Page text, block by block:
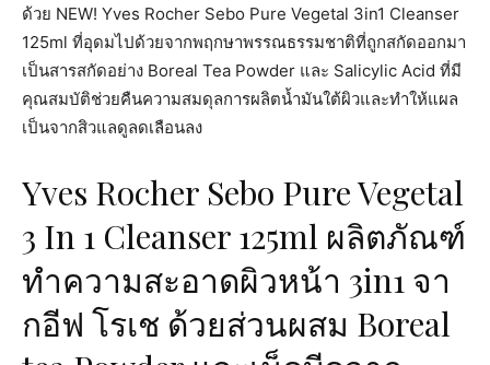
ด้วย NEW! Yves Rocher Sebo Pure Vegetal 3in1 Cleanser
125ml ที่อุดมไปด้วยจากพฤกษาพรรณธรรมชาติที่ถูกสกัดออกมา
เป็นสารสกัดอย่าง Boreal Tea Powder และ Salicylic Acid ที่มี
คุณสมบัติช่วยคืนความสมดุลการผลิตน้ำมันใต้ผิวและทำให้แผล
เป็นจากสิวแลดูลดเลือนลง
Yves Rocher Sebo Pure Vegetal
3 In 1 Cleanser 125ml ผลิตภัณฑ์
ทำความสะอาดผิวหน้า 3in1 จา
กอีฟ โรเช ด้วยส่วนผสม Boreal